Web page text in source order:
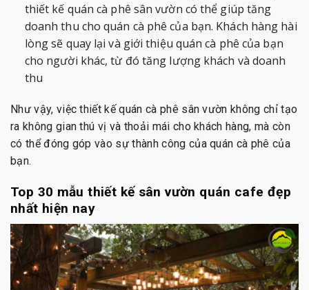
thiết kế quán cà phê sân vườn có thể giúp tăng
doanh thu cho quán cà phê của bạn. Khách hàng hài
lòng sẽ quay lại và giới thiệu quán cà phê của bạn
cho người khác, từ đó tăng lượng khách và doanh
thu
Như vậy, việc thiết kế quán cà phê sân vườn không chỉ tạo
ra không gian thú vị và thoải mái cho khách hàng, mà còn
có thể đóng góp vào sự thành công của quán cà phê của
bạn.
Top 30 mẫu thiết kế sân vườn quán cafe đẹp
nhất hiện nay